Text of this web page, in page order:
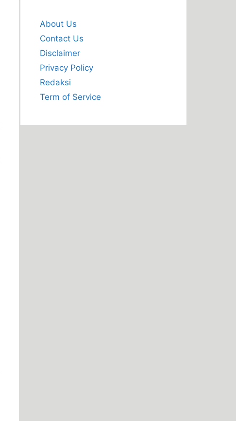
About Us
Contact Us
Disclaimer
Privacy Policy
Redaksi
Term of Service